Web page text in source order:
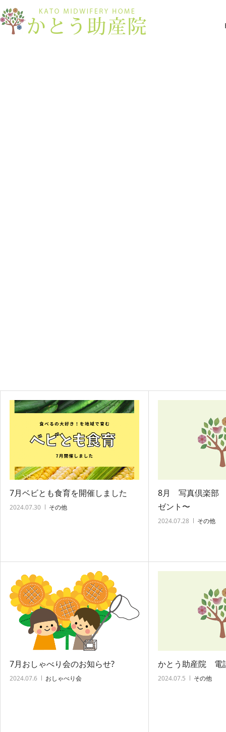
7月ベビとも食育を開催しました
2024.07.30 その他
8月 写真倶楽部
ゼント〜
2024.07.28 その他
7月おしゃべり会のお知らせ?
2024.07.6 おしゃべり会
かとう助産院 電
2024.07.5 その他